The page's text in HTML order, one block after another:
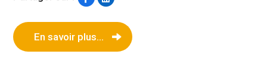
En savoir plus...